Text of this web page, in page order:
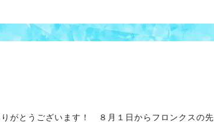
がとうございます！ ８月１日からフロンクスの先